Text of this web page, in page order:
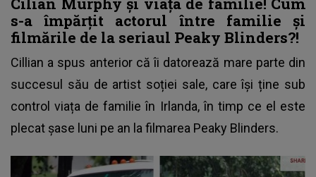
s-a împărțit actorul între familie și
filmările de la seriaul Peaky Blinders?!
Cillian a spus anterior că îi datorează mare parte din
succesul său de artist soției sale, care își ține sub
control viața de familie în Irlanda, în timp ce el este
plecat șase luni pe an la filmarea Peaky Blinders.